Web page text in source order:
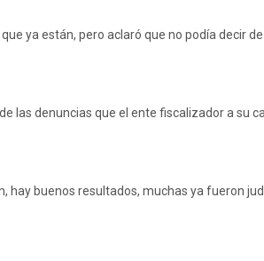
ya están, pero aclaró que no podía decir
las denuncias que el ente fiscalizador a su
hay buenos resultados, muchas ya fueron